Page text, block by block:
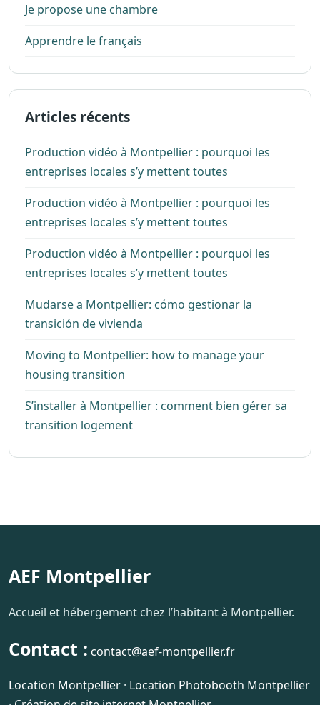
Je propose une chambre
Apprendre le français
Articles récents
Production vidéo à Montpellier : pourquoi les
entreprises locales s’y mettent toutes
Production vidéo à Montpellier : pourquoi les
entreprises locales s’y mettent toutes
Production vidéo à Montpellier : pourquoi les
entreprises locales s’y mettent toutes
Mudarse a Montpellier: cómo gestionar la
transición de vivienda
Moving to Montpellier: how to manage your
housing transition
S’installer à Montpellier : comment bien gérer sa
transition logement
AEF Montpellier
Accueil et hébergement chez l’habitant à Montpellier.
Contact : contact@aef-montpellier.fr
Location Montpellier · Location Photobooth Montpellier